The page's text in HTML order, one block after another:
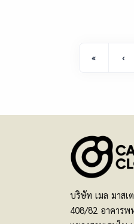
« ‹
บริษัท เมล มาสเ
408/82 อาคาร